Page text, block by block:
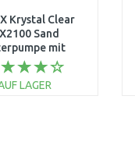
Krystal Clear
Sand
mit
6 m3/h
26676
LAGER